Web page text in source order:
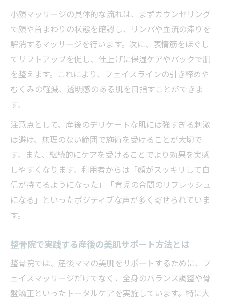
小顔マッサージの具体的な流れは、まずカウンセリング
で顔や首まわりの状態を確認し、リンパや血流の滞りを
解消するマッサージを行います。次に、表情筋をほぐし
てリフトアップを促し、仕上げに保湿ケアやパックで肌
を整えます。これにより、フェイスラインの引き締めや
むくみの軽減、透明感のある肌を目指すことができま
す。
注意点として、産後のデリケートな肌には強すぎる刺激
は避け、無理のない範囲で施術を受けることが大切で
す。また、継続的にケアを受けることでより効果を実感
しやすくなります。利用者からは「顔がスッキリして自
信が持てるようになった」「育児の合間のリフレッシュ
になる」といったポジティブな声が多く寄せられていま
す。
整骨院で実践する産後の美肌サポート方法とは
整骨院では、産後ママの美肌をサポートするために、フ
ェイスマッサージだけでなく、全身のバランス調整や骨
盤矯正といったトータルケアを実施しています。特に大